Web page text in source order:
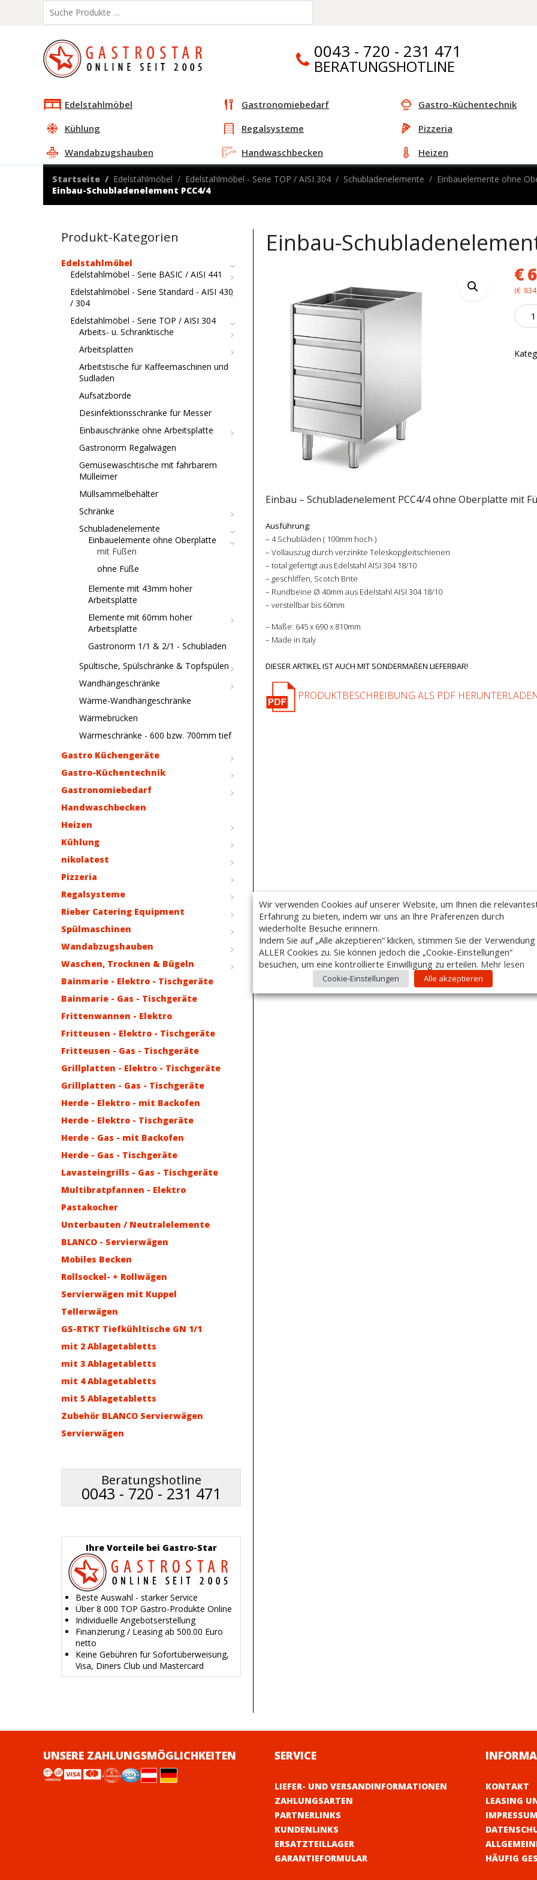
0043 - 720 - 231 471
BERATUNGSHOTLINE
Edelstahlmöbel Gastronomiebedarf
Gastro-Küchentechnik
Kühlung
Regalsysteme
Pizzeria
Wandabzugshauben
Handwaschbecken Heizen
Startseite Edelstahlmöbel Edelstahlmöbel - Serie TOP / AISI 304 Schubladenelemente
Einbauelemente ohne
Einbau-Schubladenelement PCC4/4
Einbau-
€
(€
Einbau – Schubladenelement PCC4/4 ohne Oberplatte mit
Ausführung:
– 4 Schubläden ( 100mm hoch )
– Vollauszug durch verzinkte Teleskopgleitschienen
– total gefertigt aus Edelstahl AISI 304 18/10
– geschliffen, Scotch Brite
– Rundbeine Ø 40mm aus Edelstahl AISI 304 18/10
– verstellbar bis 60mm
– Maße: 645 x 690 x 810mm
– Made in Italy
DIESER ARTIKEL IST AUCH MIT SONDERMAßEN LIEFERBAR!
PRODUKTBESCHREIBUNG ALS PDF
Produkt-Kategorien
Edelstahlmöbel
Edelstahlmöbel - Serie BASIC / AISI 441
Edelstahlmöbel - Serie Standard - AISI 430
/ 304
Edelstahlmöbel - Serie TOP / AISI 304
Arbeits- u. Schranktische
Arbeitsplatten
Arbeitstische für Kaffeemaschinen und
Sudladen
Aufsatzborde
Desinfektionsschränke für Messer
Einbauschränke ohne Arbeitsplatte
Gastronorm Regalwägen
Gemüsewaschtische mit fahrbarem
Mülleimer
Müllsammelbehälter
Schränke
Schubladenelemente
Einbauelemente ohne Oberplatte
mit Füßen
ohne Füße
Elemente mit 43mm hoher
Arbeitsplatte
Elemente mit 60mm hoher
Arbeitsplatte
Gastronorm 1/1 & 2/1 - Schubladen
Spültische, Spülschränke & Topfspülen
Wandhängeschränke
Wärme-Wandhängeschränke
Wärmebrücken
Wärmeschränke - 600 bzw. 700mm tief
Gastro Küchengeräte
Gastro-Küchentechnik
Gastronomiebedarf
Handwaschbecken
Heizen
Kühlung
nikolatest
Pizzeria
Regalsysteme
Rieber Catering Equipment
Spülmaschinen
Wandabzugshauben
Waschen, Trocknen & Bügeln
Bainmarie - Elektro - Tischgeräte
Bainmarie - Gas - Tischgeräte
Frittenwannen - Elektro
Fritteusen - Elektro - Tischgeräte
Fritteusen - Gas - Tischgeräte
Grillplatten - Elektro - Tischgeräte
Grillplatten - Gas - Tischgeräte
Herde - Elektro - mit Backofen
Herde - Elektro - Tischgeräte
Herde - Gas - mit Backofen
Herde - Gas - Tischgeräte
Lavasteingrills - Gas - Tischgeräte
Multibratpfannen - Elektro
Pastakocher
Unterbauten / Neutralelemente
BLANCO - Servierwägen
Mobiles Becken
Rollsockel- + Rollwägen
Servierwägen mit Kuppel
Tellerwägen
GS-RTKT Tiefkühltische GN 1/1
mit 2 Ablagetabletts
mit 3 Ablagetabletts
mit 4 Ablagetabletts
mit 5 Ablagetabletts
Zubehör BLANCO Servierwägen
Servierwägen
Beratungshotline
0043 - 720 - 231 471
Ihre Vorteile bei Gastro-Star
Beste Auswahl - starker Service
Über 8 000 TOP Gastro-Produkte Online
Individuelle Angebotserstellung
Finanzierung / Leasing ab 500.00 Euro
netto
Keine Gebühren für Sofortüberweisung,
Visa, Diners Club und Mastercard
UNSERE ZAHLUNGSMÖGLICHKEITEN SERVICE
LIEFER- UND VERSANDINFORMATIONEN
ZAHLUNGSARTEN
PARTNERLINKS
KUNDENLINKS
ERSATZTEILLAGER
GARANTIEFORMULAR
KONTAKT
LEASING
HÄUFIG
Wir verwenden Cookies auf unserer Website, um Ihnen die
Erfahrung zu bieten, indem wir uns an Ihre Präferenzen durch
wiederholte Besuche erinnern.
Indem Sie auf „Alle akzeptieren“ klicken, stimmen Sie der Verwendung
ALLER Cookies zu. Sie können jedoch die „Cookie-Einstellungen“
besuchen, um eine kontrollierte Einwilligung zu erteilen. Mehr lesen
Cookie-Einstellungen Alle akzeptieren